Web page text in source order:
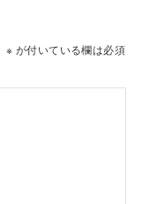
※ が付いている欄は必須